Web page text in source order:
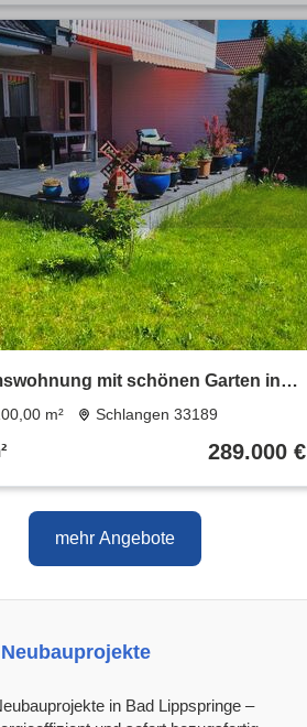
mit schönen Garten in
zu verkaufen
m² Schlangen 33189
289.000 €
mehr Angebote
in Bad Lippspringe –